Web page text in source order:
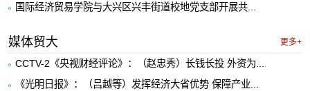
国际经济贸易学院与大兴区兴丰街道校地党支部开展共...
媒体贸大 更多+
CCTV-2《央视财经评论》：（赵忠秀）长钱长投 外资为...
《光明日报》：（吕越等）发挥经济大省优势 保障产业...